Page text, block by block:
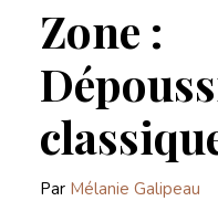
Zone :
Par Mélanie Galipeau